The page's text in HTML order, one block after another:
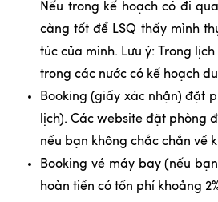
Nếu trong kế hoạch có đi
càng tốt để LSQ thấy mình
túc của mình. Lưu ý: Trong
trong các nước có kế hoạch
Booking (giấy xác nhận) đặt
lịch). Các website đặt phòng
nếu bạn không chắc chắn về
Booking vé máy bay (nếu
hoàn tiền có tốn phí khoảng